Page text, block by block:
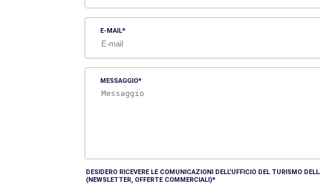
E-MAIL
MESSAGGIO
DESIDERO RICEVERE LE COMUNICAZIONI DELL’UFFICIO DEL TURISMO
(NEWSLETTER, OFFERTE COMMERCIALI)